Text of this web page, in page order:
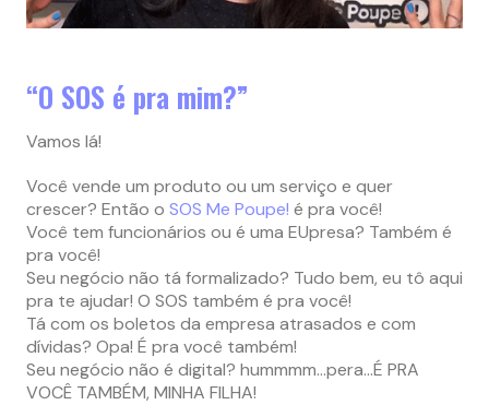
“O SOS é pra mim?”
Vamos lá!
Você vende um produto ou um serviço e quer
crescer? Então o SOS Me Poupe! é pra você!
Você tem funcionários ou é uma EUpresa? Também é
pra você!
Seu negócio não tá formalizado? Tudo bem, eu tô aqui
pra te ajudar! O SOS também é pra você!
Tá com os boletos da empresa atrasados e com
dívidas? Opa! É pra você também!
Seu negócio não é digital? hummmm…pera…É PRA
VOCÊ TAMBÉM, MINHA FILHA!